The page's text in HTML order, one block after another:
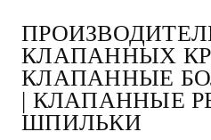
КЛАПАННЫХ
КЛАПАННЫЕ
| КЛАПАННЫЕ
ШПИЛЬКИ